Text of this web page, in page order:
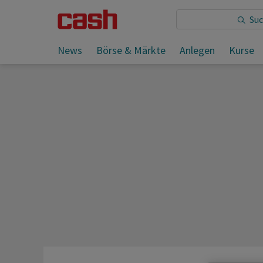
News Börse & Märkte Anlegen Kurse
Sie lesen: